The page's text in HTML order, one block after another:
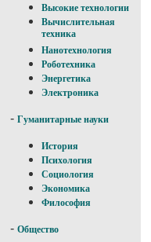
Высокие технологии
Вычислительная
техника
Нанотехнология
Роботехника
Энергетика
Электроника
- Гуманитарные науки
История
Психология
Социология
Экономика
Философия
- Общество